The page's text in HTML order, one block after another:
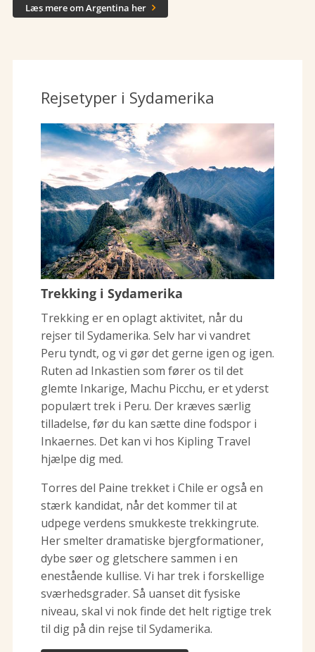
Læs mere om Argentina her 
Rejsetyper i Sydamerika
Trekking i Sydamerika
Trekking er en oplagt aktivitet, når du
rejser til Sydamerika. Selv har vi vandret
Peru tyndt, og vi gør det gerne igen og igen.
Ruten ad Inkastien som fører os til det
glemte Inkarige, Machu Picchu, er et yderst
populært trek i Peru. Der kræves særlig
tilladelse, før du kan sætte dine fodspor i
Inkaernes. Det kan vi hos Kipling Travel
hjælpe dig med.
Torres del Paine trekket i Chile er også en
stærk kandidat, når det kommer til at
udpege verdens smukkeste trekkingrute.
Her smelter dramatiske bjergformationer,
dybe søer og gletschere sammen i en
enestående kullise. Vi har trek i forskellige
sværhedsgrader. Så uanset dit fysiske
niveau, skal vi nok finde det helt rigtige trek
til dig på din rejse til Sydamerika.